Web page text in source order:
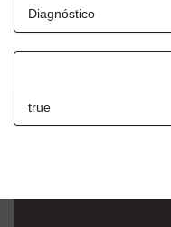
Diagnóstico
true